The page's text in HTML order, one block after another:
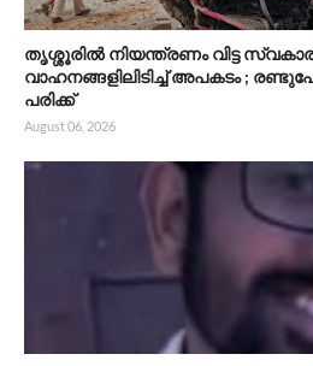
തൃശ്ശൂരിൽ നിയന്ത്രണം വിട്ട
വാഹനങ്ങളിലിടിച്ച് അപകടം ;
പരിക്ക്
August 06, 2026